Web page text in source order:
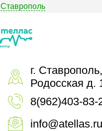
Ставрополь
г.
Родосская д.
8(962)403-83-
info@atellas.ru